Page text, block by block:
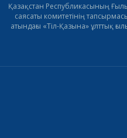
Қазақстан Республикасының
саясаты комитетінің
атындағы «Тіл-Қазына» ұлттық